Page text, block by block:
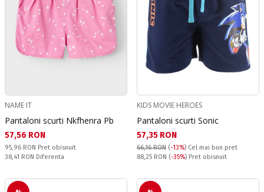
NAME IT
Pantaloni scurti Nkfhenra Pb
Текуща цена:
57,56 RON
Pret obisnuit:
95,96 RON Pret obisnuit
Спестявате:
38,41 RON Diferenta
KIDS MOVIE HEROES
Pantaloni scurti Sonic
Текуща цена:
57,35 RON
66,16 RON (-13%) Cel mai bun pret
Pret obisnuit:
88,25 RON (-35%) Pret obisnuit